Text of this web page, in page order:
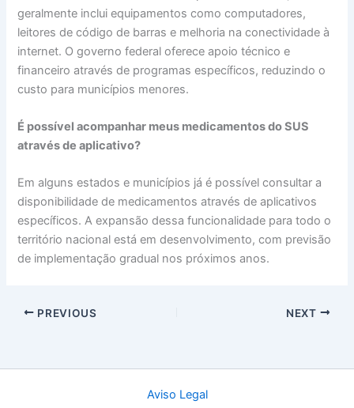
geralmente inclui equipamentos como computadores,
leitores de código de barras e melhoria na conectividade à
internet. O governo federal oferece apoio técnico e
financeiro através de programas específicos, reduzindo o
custo para municípios menores.
É possível acompanhar meus medicamentos do SUS
através de aplicativo?
Em alguns estados e municípios já é possível consultar a
disponibilidade de medicamentos através de aplicativos
específicos. A expansão dessa funcionalidade para todo o
território nacional está em desenvolvimento, com previsão
de implementação gradual nos próximos anos.
PREVIOUS NEXT
Aviso Legal